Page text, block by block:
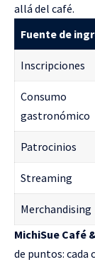
allá del café.
Fuente de
Inscripciones
Consumo
gastronómico
Patrocinios
Streaming
Merchandising
MichiSue Café
de puntos: cada